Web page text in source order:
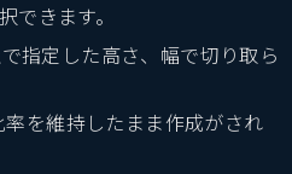
できます。
指定した高さ、幅で切り取ら
率を維持したまま作成がされ